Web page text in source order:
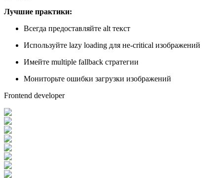
Лучшие практики:
Всегда предоставляйте alt текст
Используйте lazy loading для не-critical изображений
Имейте multiple fallback стратегии
Мониторьте ошибки загрузки изображений
Frontend developer